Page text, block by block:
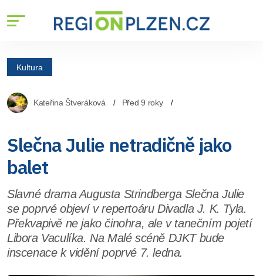
Kultura
Kateřina Štveráková Před 9 roky
Slečna Julie netradičně jako
balet
Slavné drama Augusta Strindberga Slečna Julie
se poprvé objeví v repertoáru Divadla J. K. Tyla.
Překvapivě ne jako činohra, ale v tanečním pojetí
Libora Vaculíka. Na Malé scéně DJKT bude
inscenace k vidění poprvé 7. ledna.